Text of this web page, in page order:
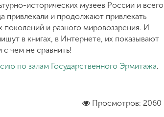
исторических музеев России и всего
привлекали и продолжают привлекать
и разного мировоззрения. И
в книгах, в Интернете, их показывают
чем не сравнить!
по залам Государственного Эрмитажа.
Просмотров: 2060